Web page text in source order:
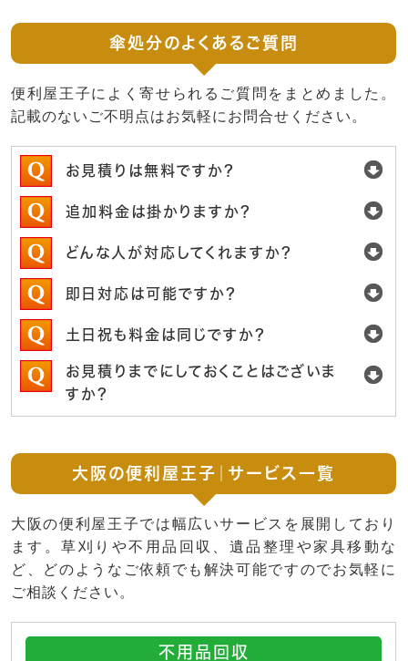
傘処分のよくあるご質問
便利屋王子によく寄せられるご質問をまとめました。
記載のないご不明点はお気軽にお問合せください。
お見積りは無料ですか？
追加料金は掛かりますか？
どんな人が対応してくれますか？
即日対応は可能ですか？
土日祝も料金は同じですか？
お見積りまでにしておくことはございま
すか？
大阪の便利屋王子｜サービス一覧
大阪の便利屋王子では幅広いサービスを展開しており
ます。草刈りや不用品回収、遺品整理や家具移動な
ど、どのようなご依頼でも解決可能ですのでお気軽に
ご相談ください。
不用品回収